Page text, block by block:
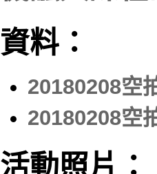
資料：
20180208空
20180208空
活動照片：